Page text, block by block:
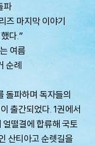
파
즈 마지막 이야기
다.”
여름
순례
돌파하며 독자들의
출간되었다. 1권에서
떨결에 합류해 국토
산티아고 순롓길을